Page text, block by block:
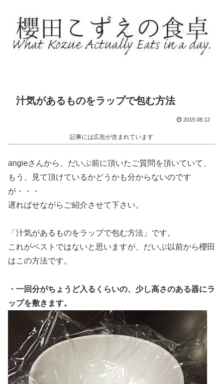
汁気があるものをラップで包む方法
2015.08.12
記事には広告が含まれています
angieさんから、だいぶ前に頂いたご質問を頂いていて、
もう、見て頂けているかどうかも分からないのです
が・・・
遅ればせながらご紹介させて下さい。
「汁気があるものをラップで包む方法」です。
これがベストではないと思いますが、だいぶ以前から櫻田
はこの方法です。
・一回分がちょうど入るくらいの、少し高さのある器にラ
ップを敷きます。